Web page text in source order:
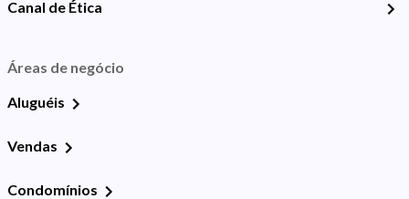
Canal de Ética
Áreas de negócio
Aluguéis
Vendas
Condomínios